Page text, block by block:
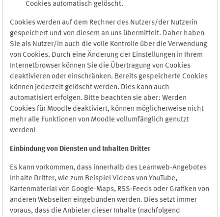
Cookies automatisch gelöscht.
Cookies werden auf dem Rechner des Nutzers/der Nutzerin
gespeichert und von diesem an uns übermittelt. Daher haben
Sie als Nutzer/in auch die volle Kontrolle über die Verwendung
von Cookies. Durch eine Änderung der Einstellungen in Ihrem
Internetbrowser können Sie die Übertragung von Cookies
deaktivieren oder einschränken. Bereits gespeicherte Cookies
können jederzeit gelöscht werden. Dies kann auch
automatisiert erfolgen. Bitte beachten sie aber: Werden
Cookies für Moodle deaktiviert, können möglicherweise nicht
mehr alle Funktionen von Moodle vollumfänglich genutzt
werden!
Einbindung von Diensten und Inhalten Dritter
Es kann vorkommen, dass innerhalb des Learnweb-Angebotes
Inhalte Dritter, wie zum Beispiel Videos von YouTube,
Kartenmaterial von Google-Maps, RSS-Feeds oder Grafiken von
anderen Webseiten eingebunden werden. Dies setzt immer
voraus, dass die Anbieter dieser Inhalte (nachfolgend